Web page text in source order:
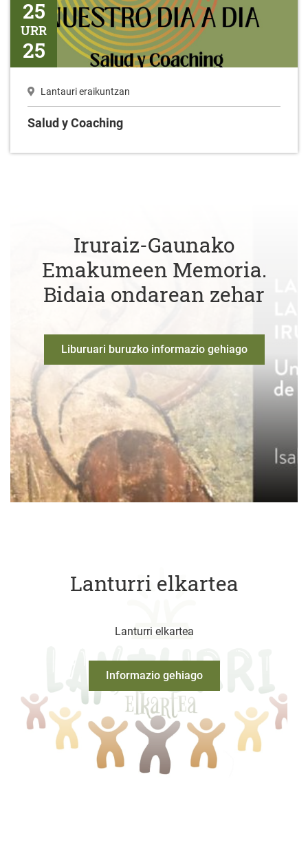
25
URR
25
Lantauri eraikuntzan
Salud y Coaching
Iruraiz-Gaunako
Emakumeen Memoria.
Bidaia ondarean zehar
Liburuari buruzko informazio gehiago
Lanturri elkartea
Lanturri elkartea
Informazio gehiago